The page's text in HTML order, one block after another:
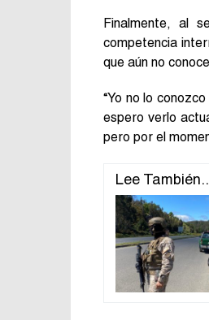
Finalmente, al
competencia
que aún no
“Yo no lo
espero verlo
pero por el
Lee